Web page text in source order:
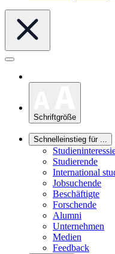
Schriftgröße
Schnelleinstieg für ...
Studierende
International
Jobsuchende
Beschäftigte
Forschende
Alumni
Unternehmen
Medien
Feedback